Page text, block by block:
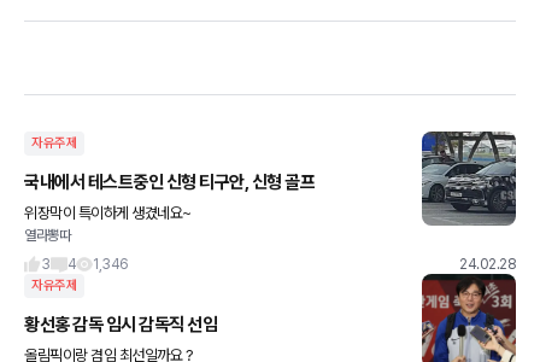
자유주제
국내에서 테스트중인 신형 티구안, 신형 골프
위장막이 특이하게 생겼네요~
열라뽕따
3
4 1,346 24.02.28
자유주제
황선홍 감독 임시 감독직 선임
올림픽이랑 겸임 최선일까요 ?